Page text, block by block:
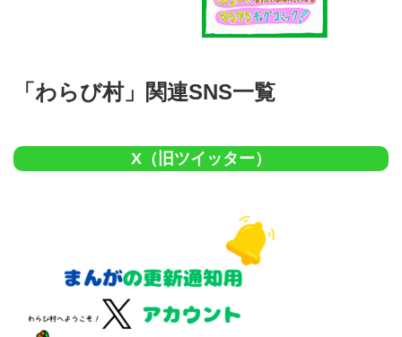
「わらび村」関連SNS一覧
X（旧ツイッター）